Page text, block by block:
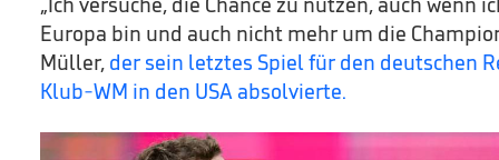
Europa bin und auch nicht mehr um die
Müller, der sein letztes Spiel für den deutschen
Klub-WM in den USA absolvierte.